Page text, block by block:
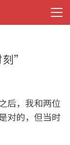
”
后，我和两位
对的，但当时